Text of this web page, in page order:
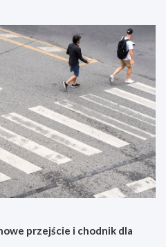
przejście i chodnik dla